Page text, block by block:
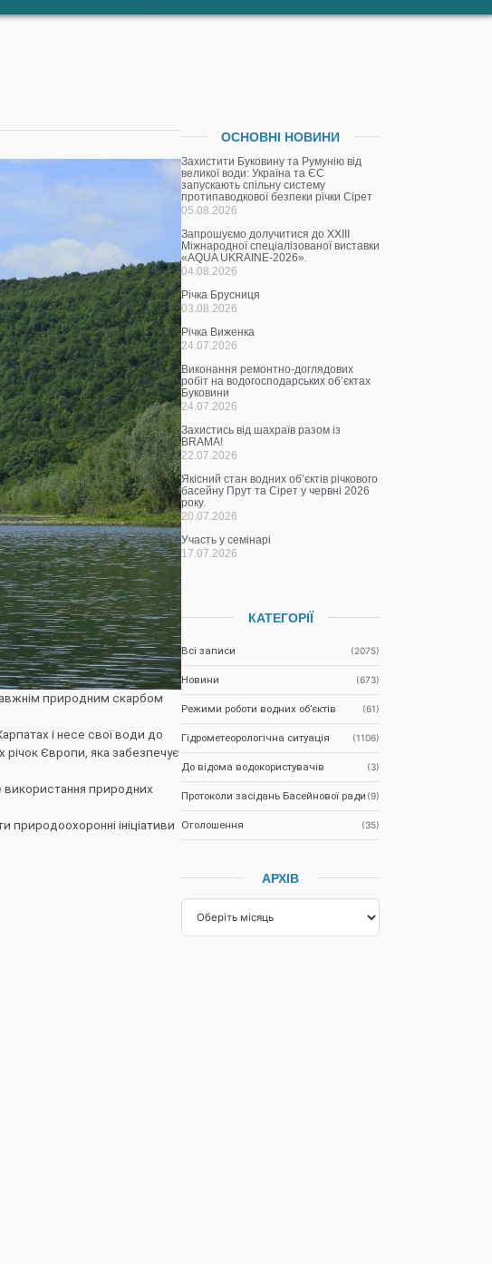
природним скарбом
і несе свої води до
Європи, яка забезпечує
використання природних
ініціативи
ОСНОВНІ НОВИНИ
Захистити Буковину та Румунію від
великої води: Україна та ЄС
запускають спільну систему
протипаводкової безпеки річки Сірет
05.08.2026
Запрошуємо долучитися до ХХІІІ
Міжнародної спеціалізованої виставки
«AQUA UKRAINE-2026».
04.08.2026
Річка Брусниця
03.08.2026
Річка Виженка
24.07.2026
Виконання ремонтно-доглядових
робіт на водогосподарських об’єктах
Буковини
24.07.2026
Захистись від шахраїв разом із
BRAMA!
22.07.2026
Якісний стан водних об’єктів річкового
басейну Прут та Сірет у червні 2026
року.
20.07.2026
Участь у семінарі
17.07.2026
КАТЕГОРІЇ
Всі записи (2075)
Новини (673)
Режими роботи водних об’єктів (61)
Гідрометеорологічна ситуація (1106)
До відома водокористувачів (3)
Протоколи засідань Басейнової ради (9)
Оголошення (35)
АРХІВ